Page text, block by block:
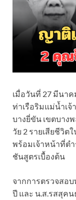
เมื่อวันที่ 27 มีนา
ท่าเรือริมแม่น้ำเจ้
บางยี่ขัน เขตบาง
วัย 2 รายเสียชีวิต
พร้อมเจ้าหน้าที่ต
ชันสูตรเบื้องต้น
จากการตรวจสอ
ปี และ น.ส.รสสุคน